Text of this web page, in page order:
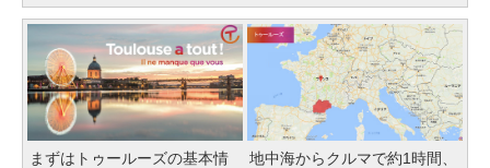
まずはトゥールーズの基本情
地中海からクルマで約1時間、